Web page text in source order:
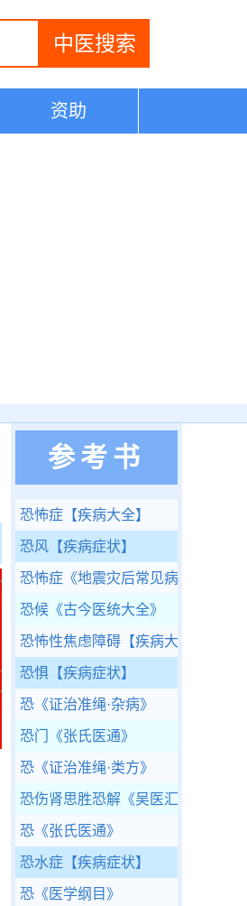
资助
参考书
恐怖症 【疾病大全】
恐风 【疾病症状】
恐怖症 《地震灾后常见病多发病中
恐候 《古今医统大全》
恐怖性焦虑障碍 【疾病大全】
恐惧 【疾病症状】
恐 《证治准绳·杂病》
恐门 《张氏医通》
恐 《证治准绳·类方》
恐伤肾思胜恐解 《吴医汇讲》
恐 《张氏医通》
恐水症 【疾病症状】
恐 《医学纲目》